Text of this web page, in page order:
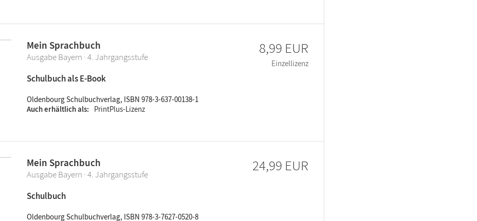
Mein Sprachbuch
Ausgabe Bayern · 4. Jahrgangsstufe
Schulbuch als E-Book
Oldenbourg Schulbuchverlag, ISBN 978-3-637-00138-1
Auch erhältlich als
PrintPlus-Lizenz
8,99 EUR
Einzellizenz
Mein Sprachbuch
Ausgabe Bayern · 4. Jahrgangsstufe
Schulbuch
Oldenbourg Schulbuchverlag, ISBN 978-3-7627-0520-8
24,99 EUR